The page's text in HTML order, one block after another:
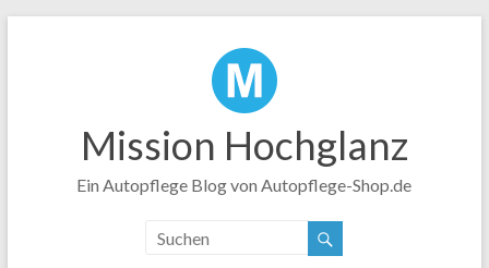
Mission Hochglanz
Ein Autopflege Blog von Autopflege-Shop.de